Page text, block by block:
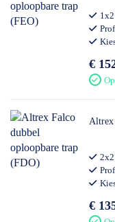
€
Altrex
€